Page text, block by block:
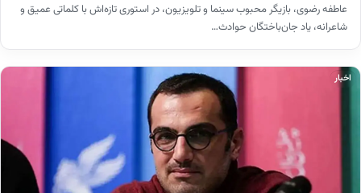
عاطفه رضوی، بازیگر محبوب سینما و تلویزیون، در استوری تازه‌اش با کلماتی عمیق و
شاعرانه، یاد جان‌باختگان حوادث…
اخبار